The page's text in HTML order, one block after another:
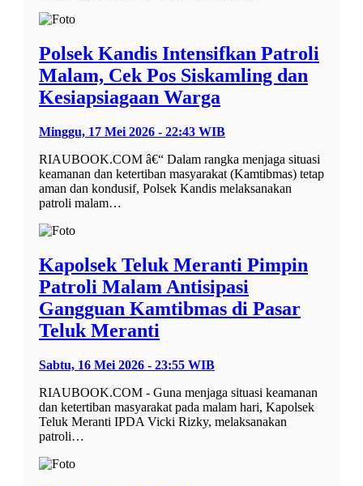
Polsek Kandis Intensifkan Patroli
Malam, Cek Pos Siskamling dan
Kesiapsiagaan Warga
Minggu, 17 Mei 2026 - 22:43 WIB
RIAUBOOK.COM â€“ Dalam rangka menjaga situasi
keamanan dan ketertiban masyarakat (Kamtibmas) tetap
aman dan kondusif, Polsek Kandis melaksanakan
patroli malam…
Kapolsek Teluk Meranti Pimpin
Patroli Malam Antisipasi
Gangguan Kamtibmas di Pasar
Teluk Meranti
Sabtu, 16 Mei 2026 - 23:55 WIB
RIAUBOOK.COM - Guna menjaga situasi keamanan
dan ketertiban masyarakat pada malam hari, Kapolsek
Teluk Meranti IPDA Vicki Rizky, melaksanakan
patroli…